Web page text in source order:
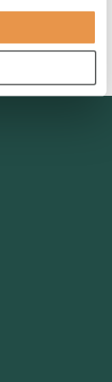
inkludering och du
utveckla dina